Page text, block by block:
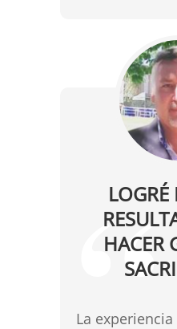
HACER
La